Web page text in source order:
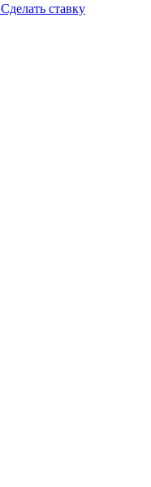
Сделать ставку